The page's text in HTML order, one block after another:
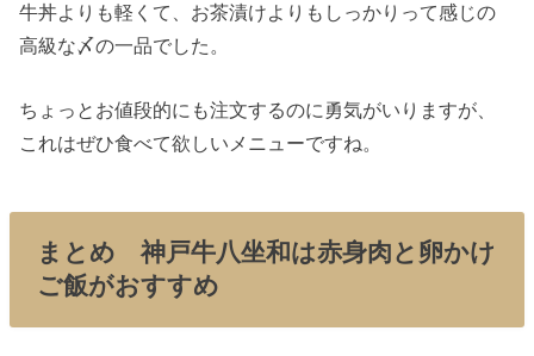
牛丼よりも軽くて、お茶漬けよりもしっかりって感じの
高級な〆の一品でした。
ちょっとお値段的にも注文するのに勇気がいりますが、
これはぜひ食べて欲しいメニューですね。
まとめ 神戸牛八坐和は赤身肉と卵かけ
ご飯がおすすめ